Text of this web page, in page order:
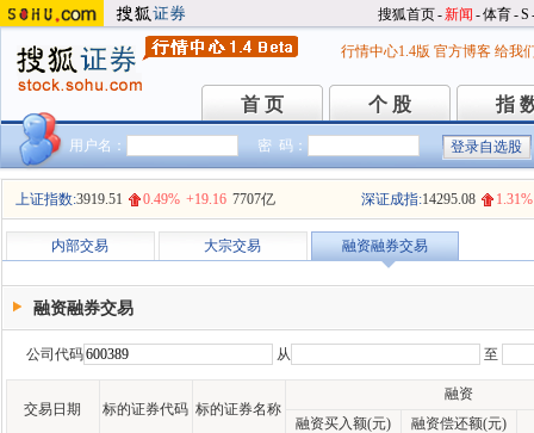
搜狐首页-新闻 -体育-S
行情中心1.4版 官方博客 给我
首 页
首 页 个 股
个 股 指
指
用户名： 密 码：
上证指数:3919.51 0.49% +19.16 7707亿 深证成指:14295.08 1.31%
内部交易 大宗交易 融资融券交易
融资融券交易
公司代码 从 至
交易日期 标的证券代码 标的证券名称
融资
融资买入额(元)
融资偿还额(元)